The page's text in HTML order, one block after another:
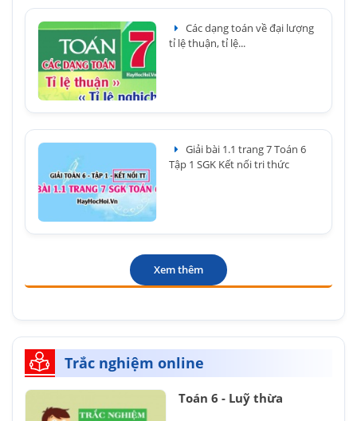
Các dạng toán về đại lượng
tỉ lệ thuận, tỉ lệ...
Giải bài 1.1 trang 7 Toán 6
Tập 1 SGK Kết nối tri thức
Xem thêm
Trắc nghiệm online
Toán 6 - Luỹ thừa